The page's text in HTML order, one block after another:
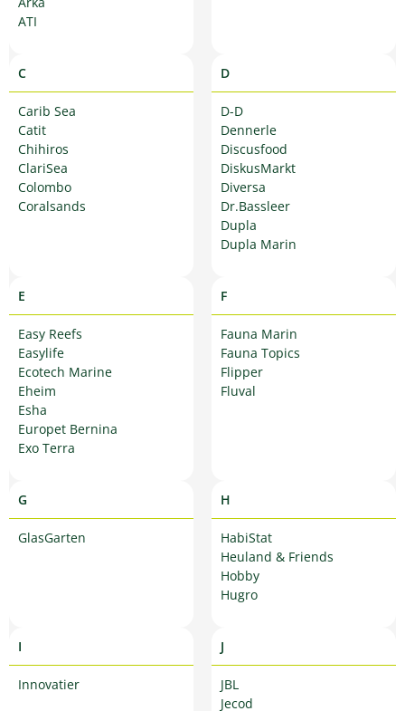
ATI
C
Carib Sea
Catit
Chihiros
ClariSea
Colombo
Coralsands
D
D-D
Dennerle
Discusfood
DiskusMarkt
Diversa
Dr.Bassleer
Dupla
Dupla Marin
E
Easy Reefs
Easylife
Ecotech Marine
Eheim
Esha
Europet Bernina
Exo Terra
F
Fauna Marin
Fauna Topics
Flipper
Fluval
G
GlasGarten
H
HabiStat
Heuland & Friends
Hobby
Hugro
I
Innovatier
J
JBL
Jecod